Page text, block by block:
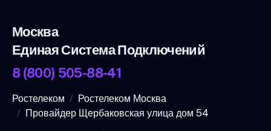
Москва
Единая Система Подключений
8 (800) 505-88-41
Ростелеком
Ростелеком Москва
Провайдер Щербаковская улица дом 54